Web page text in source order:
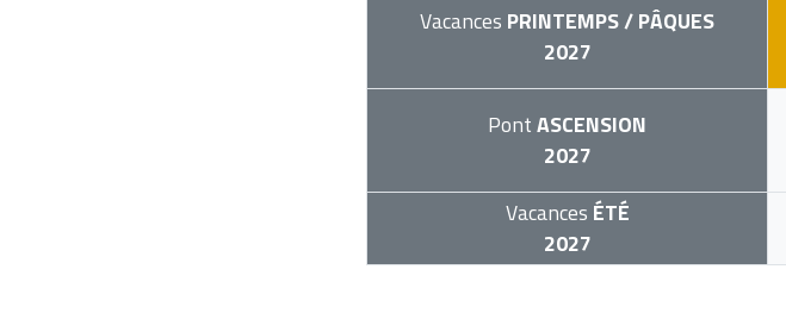
Vacances PRINTEMPS / PÂQUES
2027
PontASCENSION
2027
Vacances ÉTÉ
2027